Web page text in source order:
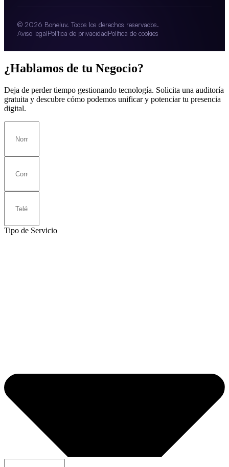
© 2026 Boneluv. Todos los derechos reservados.
Aviso legalPolítica de privacidadPolítica de cookies
¿Hablamos de tu Negocio?
Deja de perder tiempo gestionando tecnología. Solicita una auditoría
gratuita y descubre cómo podemos unificar y potenciar tu presencia
digital.
Tipo de Servicio